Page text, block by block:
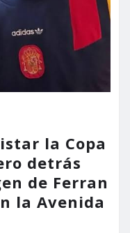
la Copa
detrás
de Ferran
la Avenida